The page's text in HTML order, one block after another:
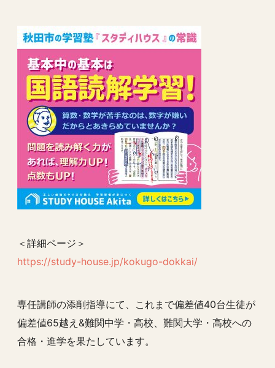
＜詳細ページ＞
https://study-house.jp/kokugo-dokkai/
専任講師の添削指導にて、これまで偏差値40台生徒が
偏差値65越え&難関中学・高校、難関大学・高校への
合格・進学を果たしています。